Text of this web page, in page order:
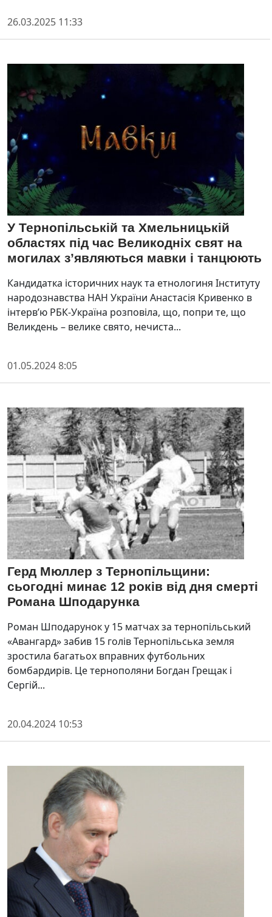
26.03.2025 11:33
У Тернопільській та Хмельницькій
областях під час Великодніх свят на
могилах з’являються мавки і танцюють
Кандидатка історичних наук та етнологиня Інституту
народознавства НАН України Анастасія Кривенко в
інтерв’ю РБК-Україна розповіла, що, попри те, що
Великдень – велике свято, нечиста...
01.05.2024 8:05
Герд Мюллер з Тернопільщини:
сьогодні минає 12 років від дня смерті
Романа Шподарунка
Роман Шподарунок у 15 матчах за тернопільський
«Авангард» забив 15 голів Тернопільська земля
зростила багатьох вправних футбольних
бомбардирів. Це тернополяни Богдан Грещак і
Сергій...
20.04.2024 10:53